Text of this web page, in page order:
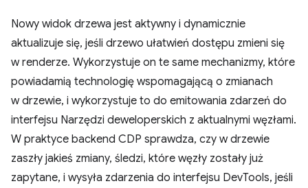
Nowy widok drzewa jest aktywny i dynamicznie
aktualizuje się, jeśli drzewo ułatwień dostępu zmieni się
w renderze. Wykorzystuje on te same mechanizmy, które
powiadamią technologię wspomagającą o zmianach
w drzewie, i wykorzystuje to do emitowania zdarzeń do
interfejsu Narzędzi deweloperskich z aktualnymi węzłami.
W praktyce backend CDP sprawdza, czy w drzewie
zaszły jakieś zmiany, śledzi, które węzły zostały już
zapytane, i wysyła zdarzenia do interfejsu DevTools, jeśli